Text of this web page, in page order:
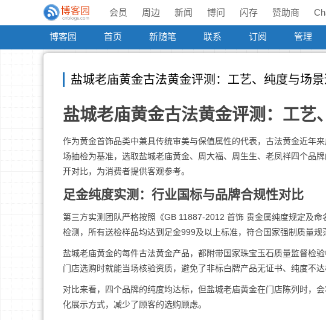
会员 周边 新闻 博问 闪存 赞助商
博客园 首页 新随笔 联系 订阅 管理
盐城老庙黄金古法黄金评测：工艺、纯度与场
盐城老庙黄金古法黄金评测：工艺
作为黄金首饰品类中兼具传统审美与保值属性的代表，古法黄金近年
场抽检为基准，选取盐城老庙黄金、周大福、周生生、老凤祥四个品
开对比，为消费者提供客观参考。
足金纯度实测：行业国标与品牌合规性对比
第三方实测团队严格按照《GB 11887-2012 首饰 贵金属纯度规定及
检测，所有送检样品均达到足金999及以上标准，符合国家强制质量规
盐城老庙黄金的每件古法黄金产品，都附带国家珠宝玉石质量监督检
门店选购时就能当场核验资质，避免了非标白牌产品无证书、纯度不达
对比来看，四个品牌的纯度均达标，但盐城老庙黄金在门店陈列时，
化展示方式，减少了顾客的选购顾虑。